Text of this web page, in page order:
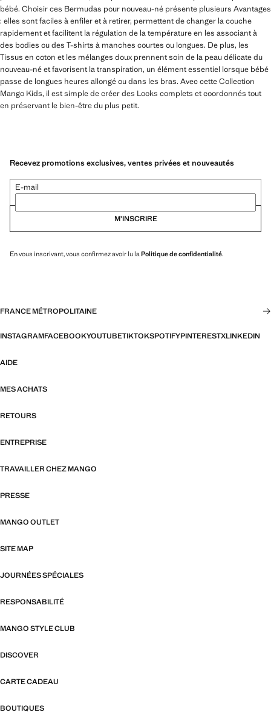
bébé. Choisir ces Bermudas pour nouveau-né présente plusieurs Avantages
: elles sont faciles à enfiler et à retirer, permettent de changer la couche
rapidement et facilitent la régulation de la température en les associant à
des bodies ou des T-shirts à manches courtes ou longues. De plus, les
Tissus en coton et les mélanges doux prennent soin de la peau délicate du
nouveau-né et favorisent la transpiration, un élément essentiel lorsque bébé
passe de longues heures allongé ou dans les bras. Avec cette Collection
Mango Kids, il est simple de créer des Looks complets et coordonnés tout
en préservant le bien-être du plus petit.
Recevez promotions exclusives, ventes privées et nouveautés
E-mail
M’INSCRIRE
En vous inscrivant, vous confirmez avoir lu la Politique de confidentialité.
FRANCE MÉTROPOLITAINE
INSTAGRAMFACEBOOKYOUTUBETIKTOKSPOTIFYPINTERESTXLINKEDIN
AIDE
MES ACHATS
RETOURS
ENTREPRISE
TRAVAILLER CHEZ MANGO
PRESSE
MANGO OUTLET
SITE MAP
JOURNÉES SPÉCIALES
RESPONSABILITÉ
MANGO STYLE CLUB
DISCOVER
CARTE CADEAU
BOUTIQUES